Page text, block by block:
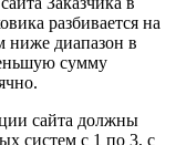
разбивается на
ниже диапазон в
сумму
сайта должны
систем с 1 по 3, с